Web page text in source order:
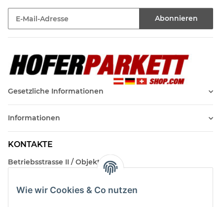
Wie wir Cookies & Co nutzen
Abonnieren
Gesetzliche Informationen
Informationen
KONTAKTE
Betriebsstrasse II / Objekt 17
Kontakt